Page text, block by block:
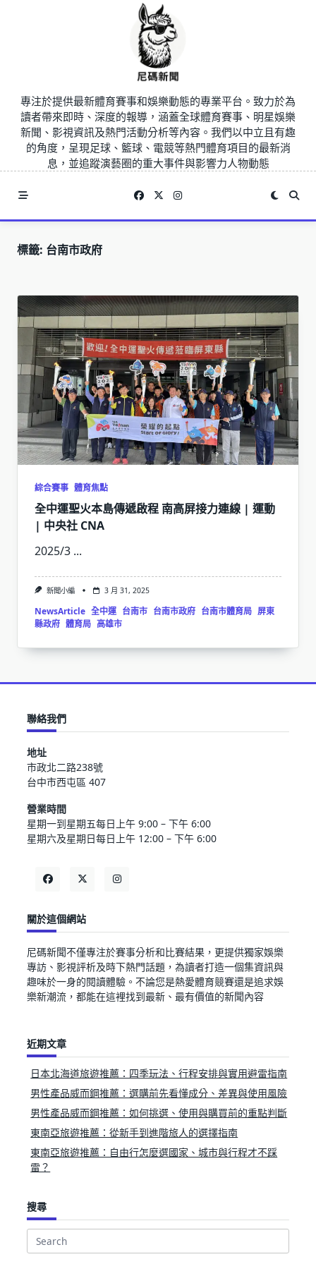
專注於提供最新體育賽事和娛樂動態的專業平台。致力於為
讀者帶來即時、深度的報導，涵蓋全球體育賽事、明星娛樂
新聞、影視資訊及熱門活動分析等內容。我們以中立且有趣
的角度，呈現足球、籃球、電競等熱門體育項目的最新消
息，並追蹤演藝圈的重大事件與影響力人物動態
標籤: 台南市政府
綜合賽事 體育焦點
全中運聖火本島傳遞啟程 南高屏接力連線 | 運動
| 中央社 CNA
2025/3 ...
新聞小編 3 月 31, 2025
NewsArticle 全中運 台南市 台南市政府 台南市體育局 屏東
縣政府 體育局 高雄市
聯絡我們
地址
市政北二路238號
台中市西屯區 407
營業時間
星期一到星期五每日上午 9:00 – 下午 6:00
星期六及星期日每日上午 12:00 – 下午 6:00
關於這個網站
尼碼新聞不僅專注於賽事分析和比賽結果，更提供獨家娛樂
專訪、影視評析及時下熱門話題，為讀者打造一個集資訊與
趣味於一身的閱讀體驗。不論您是熱愛體育競賽還是追求娛
樂新潮流，都能在這裡找到最新、最有價值的新聞內容
近期文章
日本北海道旅遊推薦：四季玩法、行程安排與實用避雷指南
男性產品威而鋼推薦：選購前先看懂成分、差異與使用風險
男性產品威而鋼推薦：如何挑選、使用與購買前的重點判斷
東南亞旅遊推薦：從新手到進階旅人的選擇指南
東南亞旅遊推薦：自由行怎麼選國家、城市與行程才不踩
雷？
搜尋
Search